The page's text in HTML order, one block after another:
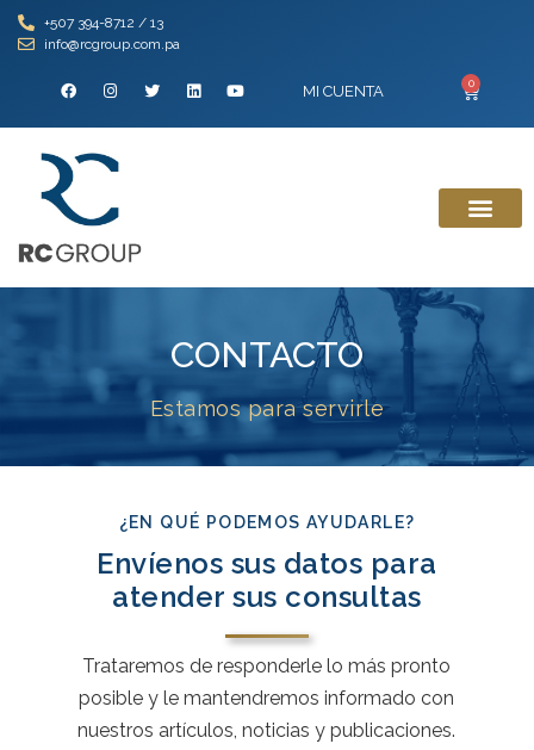
+507 394-8712 / 13
info@rcgroup.com.pa
MI CUENTA 0
CONTACTO
Estamos para servirle
¿EN QUÉ PODEMOS AYUDARLE?
Envíenos sus datos para
atender sus consultas
Trataremos de responderle lo más pronto
posible y le mantendremos informado con
nuestros artículos, noticias y publicaciones.